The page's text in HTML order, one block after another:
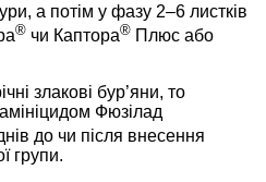
а потім у фазу 2–6 листків
® чи Каптора® Плюс або
злакові бур’яни, то
Фюзілад
до чи після внесення
групи.